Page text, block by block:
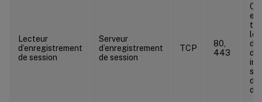
Lecteur
d’enregistrement
de session
Serveur
d’enregistrement
de session
TCP
80,
443
le
de
de